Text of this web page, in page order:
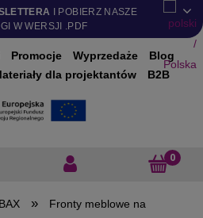
I POBIERZ NASZE
W WERSJI .PDF
Promocje Wyprzedaże
Blog
dla projektantów B2B
»
Fronty meblowe na